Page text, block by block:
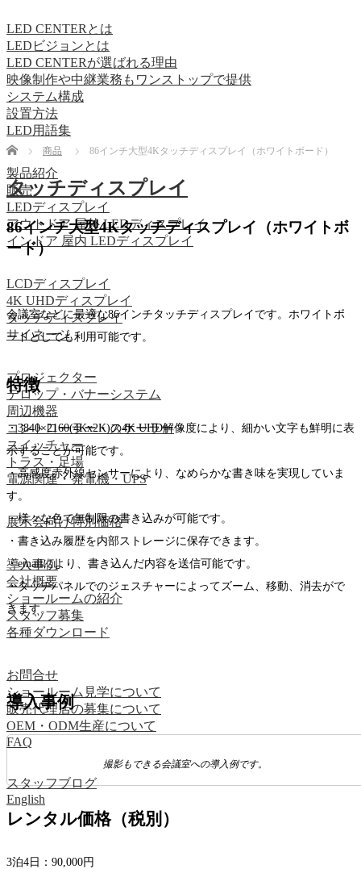
LED CENTERとは
LEDビジョンとは
LED CENTERが選ばれる理由
映像制作や中継業務もワンストップで提供
システム構成
設置方法
LED用語集
製品紹介
販売
LEDディスプレイ
アウトドア 屋外 LEDディスプレイ
インドア 屋内 LEDディスプレイ
LCDディスプレイ
4K UHDディスプレイ
タッチディスプレイ
サイネージ
プロジェクター
テロップ・バナーシステム
周辺機器
コントローラー・スケーラー
スイッチャー
トラス・足場
電源関連・発電機・UPS
展示会向け特別価格
導入事例
会社概要
ショールームの紹介
スタッフ募集
各種ダウンロード
お問合せ
ショールーム見学について
販売代理店の募集について
OEM・ODM生産について
FAQ
スタッフブログ
English
Home 商品 86インチ大型4Kタッチディスプレイ（ホワイトボード）
タッチディスプレイ
86インチ大型4Kタッチディスプレイ（ホワイトボ
ード）
会議室などに最適な86インチタッチディスプレイです。ホワイトボ
ードとしても利用可能です。
特徴
・3840×2160(4Kx2K)の4K UHD解像度により、細かい文字も鮮明に表
示することが可能です。
・高感度赤外線センサーにより、なめらかな書き味を実現していま
す。
・様々な色で無制限の書き込みが可能です。
・書き込み履歴を内部ストレージに保存できます。
・emailにより、書き込んだ内容を送信可能です。
・タッチパネルでのジェスチャーによってズーム、移動、消去がで
きます。
導入事例
撮影もできる会議室への導入例です。
レンタル価格（税別）
3泊4日：90,000円